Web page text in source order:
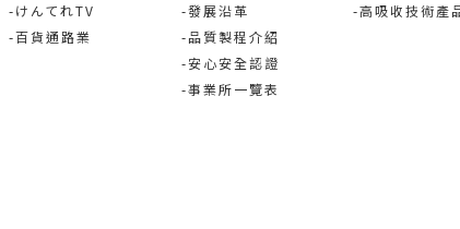
-けんてれTV
-百貨通路業
-發展沿革
-品質製程介紹
-安心安全認證
-事業所一覽表
-高吸收技術產